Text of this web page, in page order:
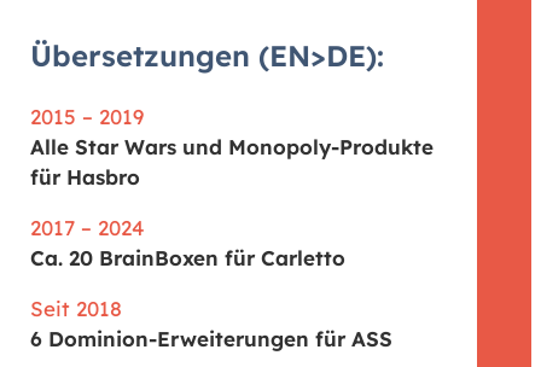
Übersetzungen (EN>DE):
2015 – 2019
Alle Star Wars und Monopoly-Produkte
für Hasbro
2017 – 2024
Ca. 20 BrainBoxen für Carletto
Seit 2018
6 Dominion-Erweiterungen für ASS